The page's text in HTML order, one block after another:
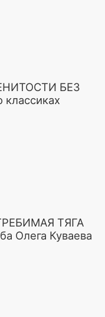
БЕЗ
ТЯГА
Олега Куваева